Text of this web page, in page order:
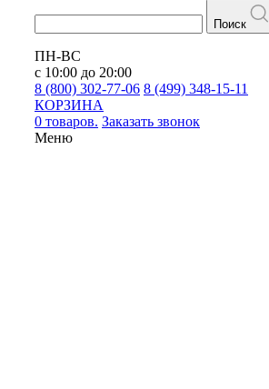
Поиск
ПН-ВС
с 10:00 до 20:00
8 (800) 302-77-06 8 (499) 348-15-11
КОРЗИНА
0 товаров. Заказать звонок
Меню